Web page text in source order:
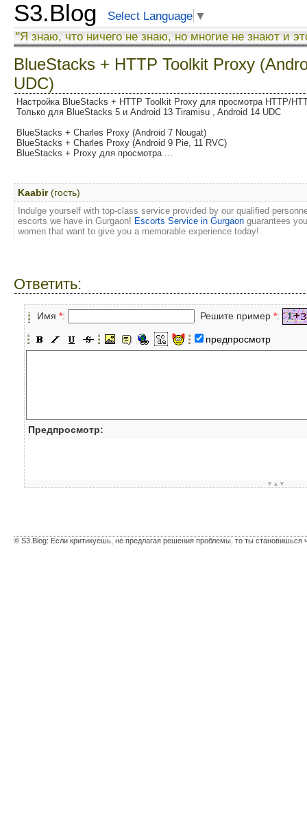
S3.Blog Select Language ▼
"Я знаю, что ничего не знаю, но многие не знают и
BlueStacks + HTTP Toolkit Proxy
UDC)
Настройка BlueStacks + HTTP Toolkit Proxy для просмотра HTTP/
Только для BlueStacks 5 и Android 13 Tiramisu , Android 14 UDC
BlueStacks + Charles Proxy (Android 7 Nougat)
BlueStacks + Charles Proxy (Android 9 Pie, 11 RVC)
BlueStacks + Proxy для просмотра ...
Kaabir(гость)
Indulge yourself with top-class service provided by our qualified
escorts we have in Gurgaon! Escorts Service in Gurgaon guarantees
women that want to give you a memorable experience today!
Ответить:
Имя *: Решите пример *:
предпросмотр
Предпросмотр:
▼▲▼
© S3.Blog: Если критикуешь, не предлагая решения проблемы, то ты становишься